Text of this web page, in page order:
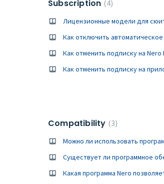
Subscription 4
Лицензионные модели для
Как отключить
Как отменить подписку на Nero
Как отменить подписку на
Compatibility 3
Можно ли использовать
Существует ли программное